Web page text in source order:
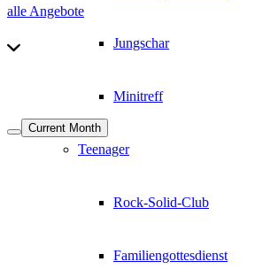
Jungschar
Minitreff
Teenager
Rock-Solid-Club
Familiengottesdienst
alle Angebote
Current Month